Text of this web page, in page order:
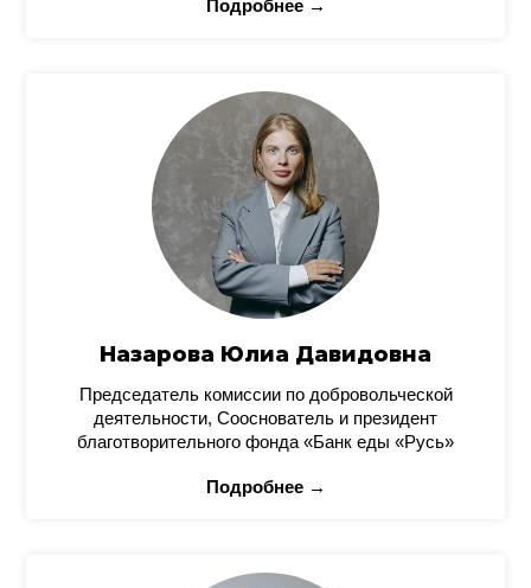
Подробнее →
Назарова Юлиа Давидовна
Председатель комиссии по добровольческой
деятельности, Сооснователь и президент
благотворительного фонда «Банк еды «Русь»
Подробнее →